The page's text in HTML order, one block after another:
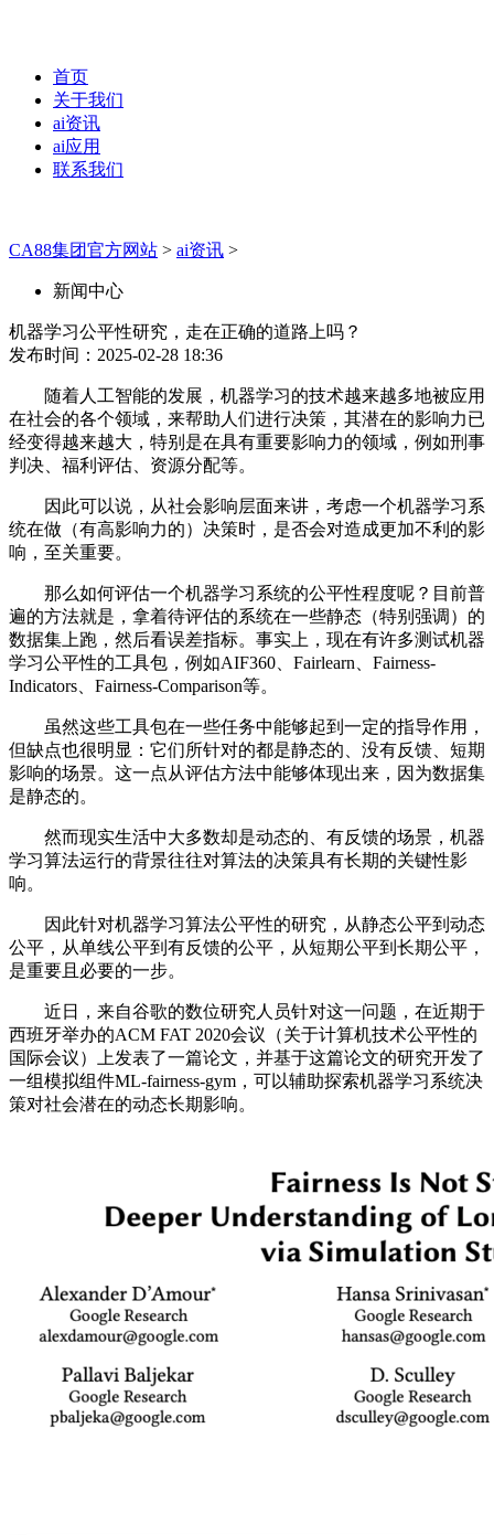
首页
关于我们
ai资讯
ai应用
联系我们
CA88集团官方网站 > ai资讯 >
新闻中心
机器学习公平性研究，走在正确的道路上吗？
发布时间：2025-02-28 18:36
随着人工智能的发展，机器学习的技术越来越多地被应用
在社会的各个领域，来帮助人们进行决策，其潜在的影响力已
经变得越来越大，特别是在具有重要影响力的领域，例如刑事
判决、福利评估、资源分配等。
因此可以说，从社会影响层面来讲，考虑一个机器学习系
统在做（有高影响力的）决策时，是否会对造成更加不利的影
响，至关重要。
那么如何评估一个机器学习系统的公平性程度呢？目前普
遍的方法就是，拿着待评估的系统在一些静态（特别强调）的
数据集上跑，然后看误差指标。事实上，现在有许多测试机器
学习公平性的工具包，例如AIF360、Fairlearn、Fairness-
Indicators、Fairness-Comparison等。
虽然这些工具包在一些任务中能够起到一定的指导作用，
但缺点也很明显：它们所针对的都是静态的、没有反馈、短期
影响的场景。这一点从评估方法中能够体现出来，因为数据集
是静态的。
然而现实生活中大多数却是动态的、有反馈的场景，机器
学习算法运行的背景往往对算法的决策具有长期的关键性影
响。
因此针对机器学习算法公平性的研究，从静态公平到动态
公平，从单线公平到有反馈的公平，从短期公平到长期公平，
是重要且必要的一步。
近日，来自谷歌的数位研究人员针对这一问题，在近期于
西班牙举办的ACM FAT 2020会议（关于计算机技术公平性的
国际会议）上发表了一篇论文，并基于这篇论文的研究开发了
一组模拟组件ML-fairness-gym，可以辅助探索机器学习系统决
策对社会潜在的动态长期影响。